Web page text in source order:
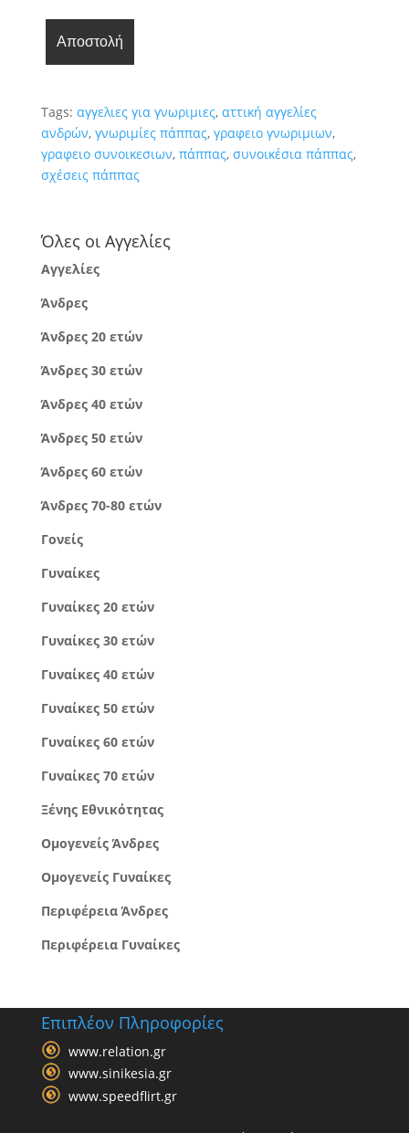
Tags: αγγελιες για γνωριμιες, αττική αγγελίες
ανδρών, γνωριμίες πάππας, γραφειο γνωριμιων,
γραφειο συνοικεσιων, πάππας, συνοικέσια πάππας,
σχέσεις πάππας
Όλες οι Αγγελίες
Αγγελίες
Άνδρες
Άνδρες 20 ετών
Άνδρες 30 ετών
Άνδρες 40 ετών
Άνδρες 50 ετών
Άνδρες 60 ετών
Άνδρες 70-80 ετών
Γονείς
Γυναίκες
Γυναίκες 20 ετών
Γυναίκες 30 ετών
Γυναίκες 40 ετών
Γυναίκες 50 ετών
Γυναίκες 60 ετών
Γυναίκες 70 ετών
Ξένης Εθνικότητας
Ομογενείς Άνδρες
Ομογενείς Γυναίκες
Περιφέρεια Άνδρες
Περιφέρεια Γυναίκες
Επιπλέον Πληροφορίες
www.relation.gr
www.sinikesia.gr
www.speedflirt.gr